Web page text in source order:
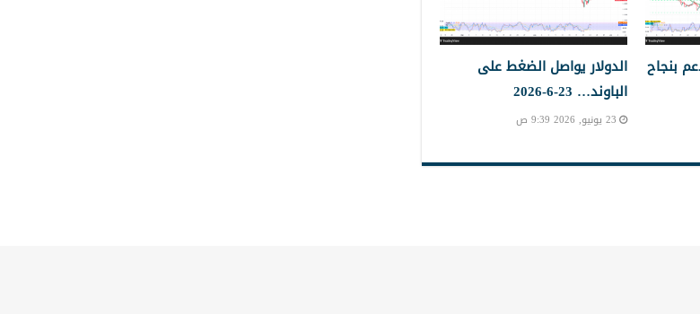
بنجاح
الدولار يواصل الضغط على
الباوند… 23-6-2026
23 يونيو, 2026 9:39 ص